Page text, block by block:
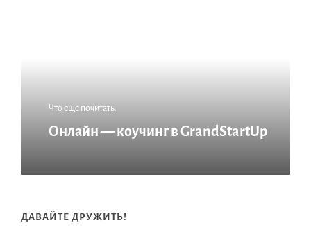
Что еще почитать:
Онлайн — коучинг в GrandStartUp
ДАВАЙТЕ ДРУЖИТЬ!